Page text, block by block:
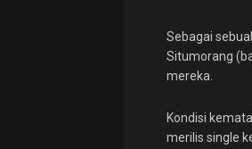
Sebagai
Situmorang
mereka.
Kondisi
merilis single